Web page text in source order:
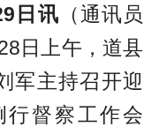
日讯 （通讯员
日上午，道县
军主持召开迎
行督察工作会